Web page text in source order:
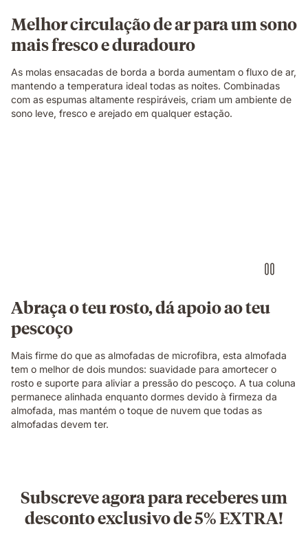
Melhor circulação de ar para um sono
mais fresco e duradouro
As molas ensacadas de borda a borda aumentam o fluxo de ar,
mantendo a temperatura ideal todas as noites. Combinadas
com as espumas altamente respiráveis, criam um ambiente de
sono leve, fresco e arejado em qualquer estação.
Abraça o teu rosto, dá apoio ao teu
pescoço
Mais firme do que as almofadas de microfibra, esta almofada
tem o melhor de dois mundos: suavidade para amortecer o
rosto e suporte para aliviar a pressão do pescoço. A tua coluna
permanece alinhada enquanto dormes devido à firmeza da
almofada, mas mantém o toque de nuvem que todas as
almofadas devem ter.
Subscreve agora para receberes um
desconto exclusivo de 5% EXTRA!